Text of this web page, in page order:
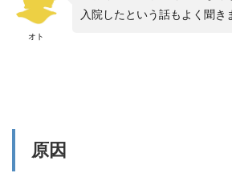
オト
入院したという話もよく聞き
原因